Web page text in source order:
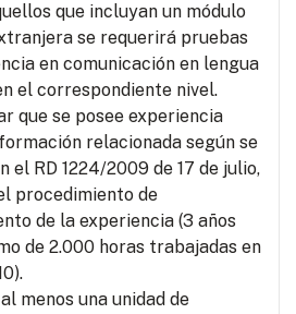
que incluyan un módulo
se requerirá pruebas
en comunicación en lengua
el correspondiente nivel.
que se posee experiencia
relacionada según se
el RD 1224/2009 de 17 de julio,
procedimiento de
de la experiencia (3 años
de 2.000 horas trabajadas en
menos una unidad de